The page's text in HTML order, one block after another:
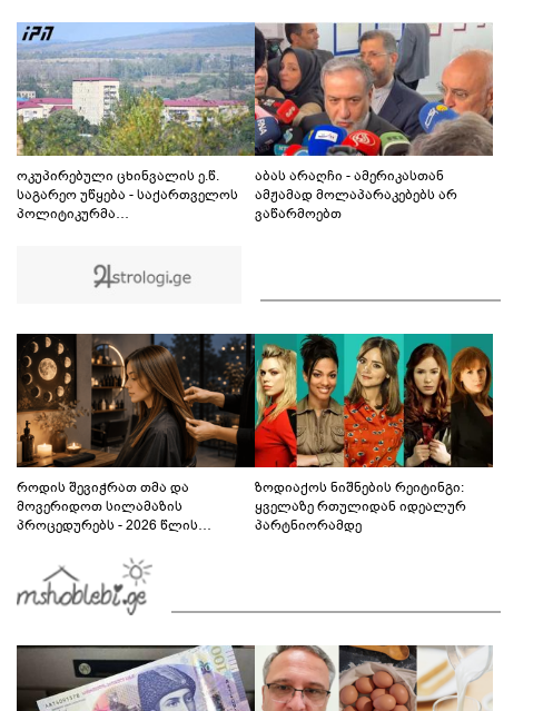
04:19
"ეს ის ადგილია, საიდანაც გუშინდელი ვიდეო
ვირუსულად გავრცელდა.... დანარჩენი თქვენ
განსაჯეთ, რამდენად შესაძლებელია აქ
ადამიანის გადავარდნა" - რა კადრებს
აქვეყნებს კობა ახალაძე მლეთიდან, სადაც 12
წლის წინ გურამ დადიანიძე გაუჩინარდა?
"მოსალოდნელია წვიმა, ელჭექი, სეტყვა და
ქარის გაძლიერება" - სად როგორი ამინდი
იქნება უახლოეს დღეებში?
ოკუპირებული ცხინვალის ე.წ.
საგარეო უწყება - საქართველოს
პოლიტიკურმა
აღიარა მიხეილ სააკაშვილი
სამხედრო აგრესიის დამნაშავედ -
დაეკისროს ქვეყანას
აბას არაღჩი - ამერიკასთან
ამჟამად მოლაპარაკებებს არ
ვაწარმოებთ
როდის შევიჭრათ თმა და
მოვერიდოთ სილამაზის
პროცედურებს - 2026 წლის
გზამკვლევი
ზოდიაქოს ნიშნების რეიტინგი:
ყველაზე რთულიდან იდეალურ
პარტნიორამდე